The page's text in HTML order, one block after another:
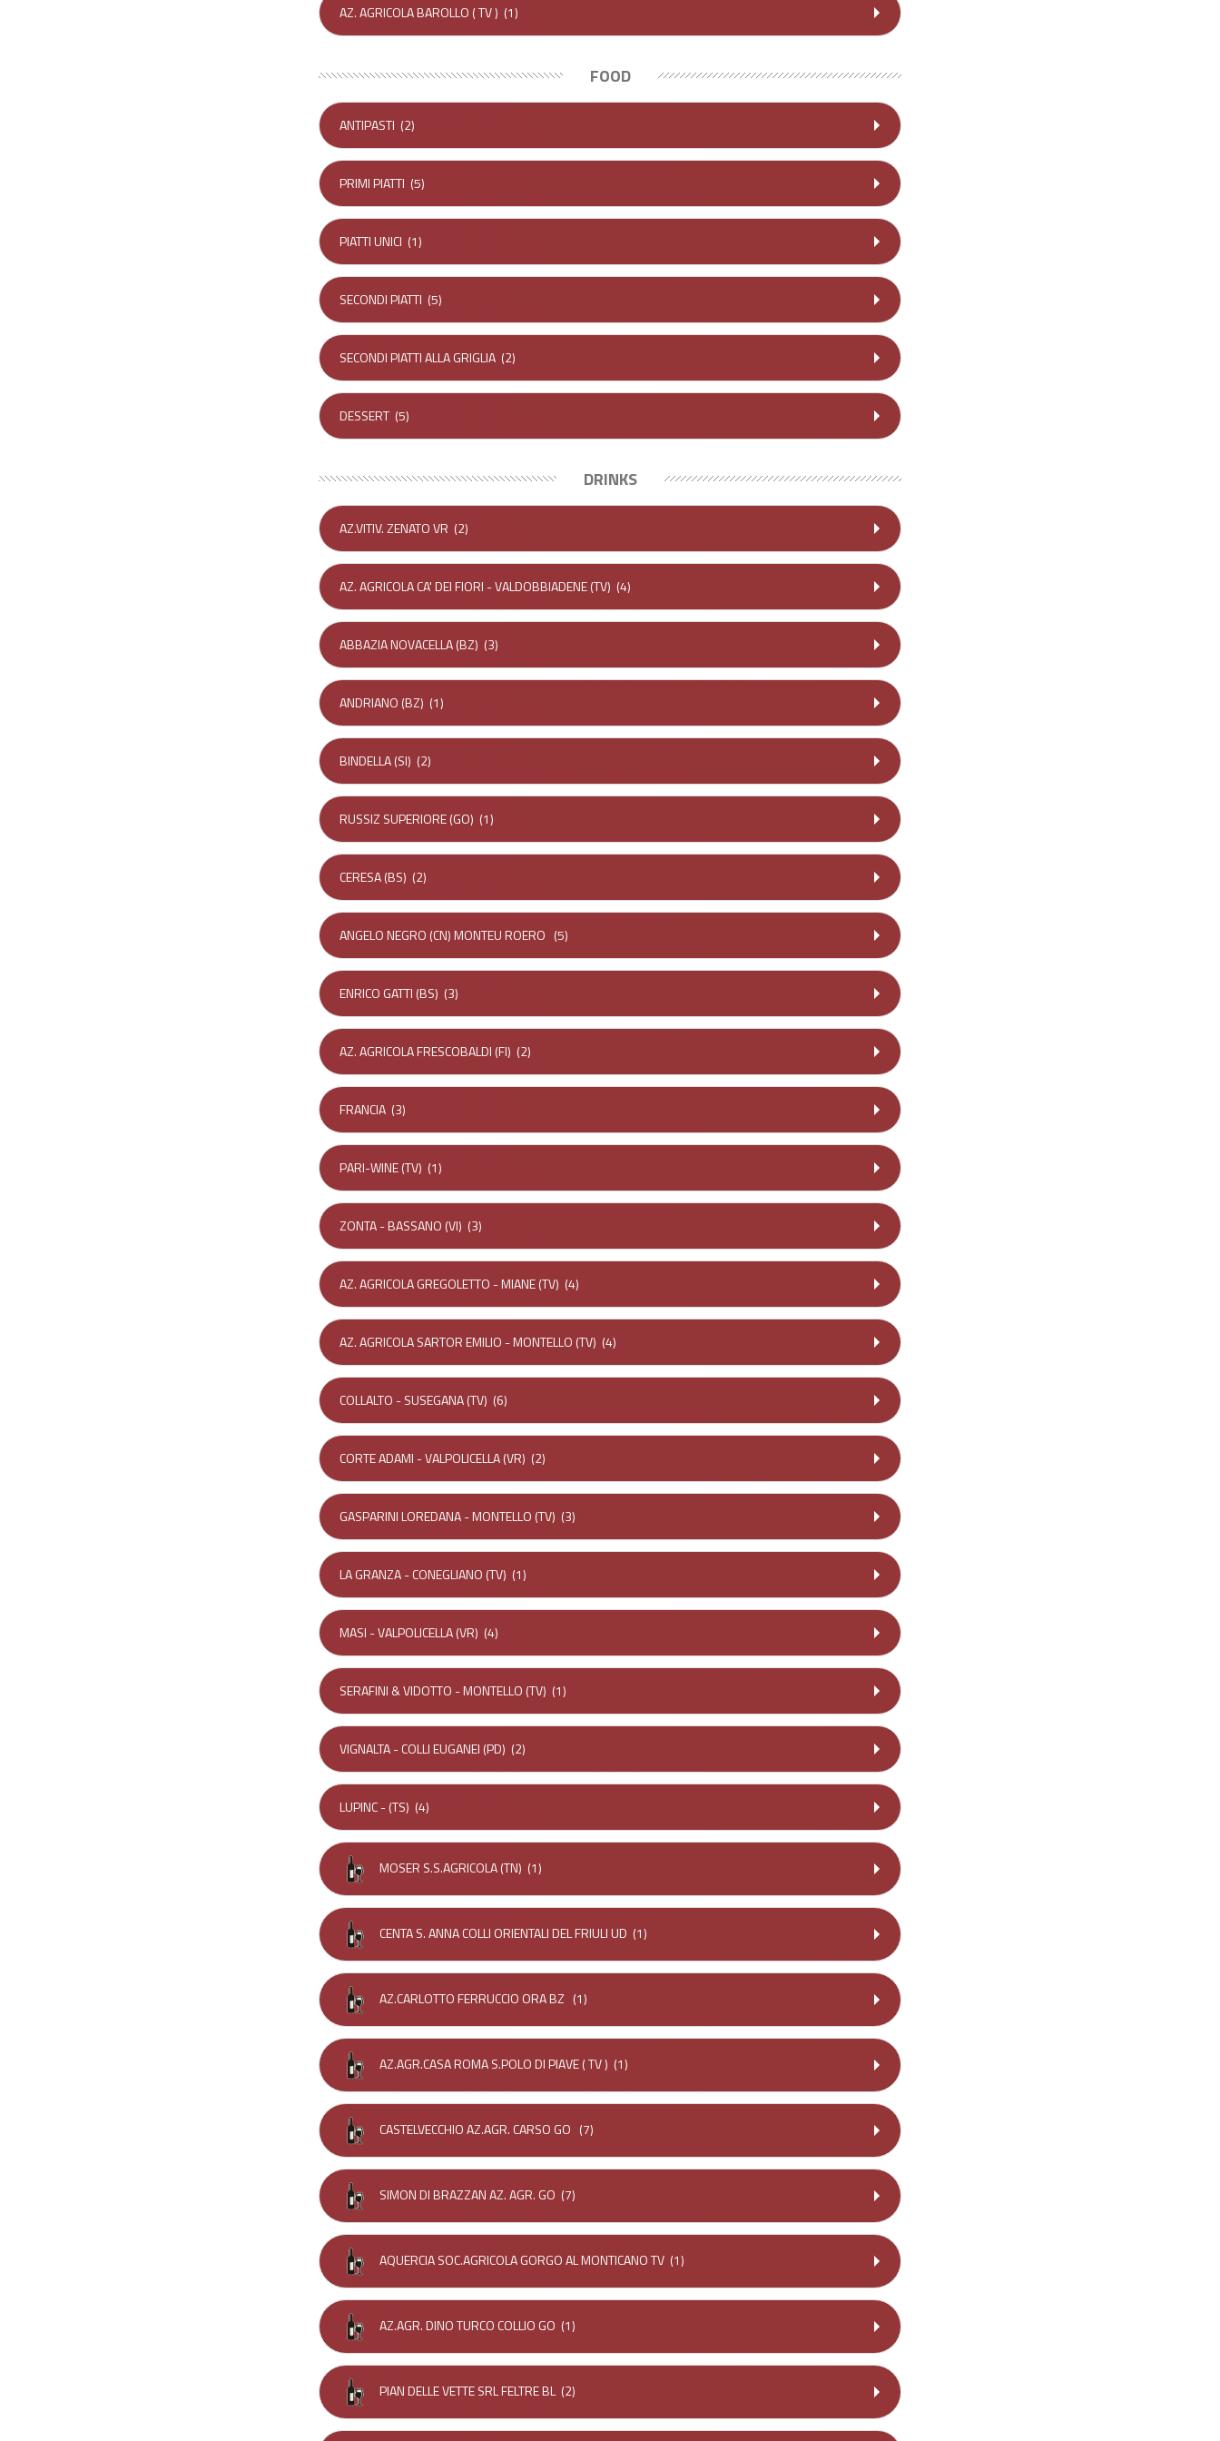
AZ. AGRICOLA BAROLLO ( TV ) (1)
FOOD
ANTIPASTI (2)
PRIMI PIATTI (5)
PIATTI UNICI (1)
SECONDI PIATTI (5)
SECONDI PIATTI ALLA GRIGLIA (2)
DESSERT (5)
DRINKS
AZ.VITIV. ZENATO VR (2)
AZ. AGRICOLA CA' DEI FIORI - VALDOBBIADENE (TV) (4)
ABBAZIA NOVACELLA (BZ) (3)
ANDRIANO (BZ) (1)
BINDELLA (SI) (2)
RUSSIZ SUPERIORE (GO) (1)
CERESA (BS) (2)
ANGELO NEGRO (CN) MONTEU ROERO (5)
ENRICO GATTI (BS) (3)
AZ. AGRICOLA FRESCOBALDI (FI) (2)
FRANCIA (3)
PARI-WINE (TV) (1)
ZONTA - BASSANO (VI) (3)
AZ. AGRICOLA GREGOLETTO - MIANE (TV) (4)
AZ. AGRICOLA SARTOR EMILIO - MONTELLO (TV) (4)
COLLALTO - SUSEGANA (TV) (6)
CORTE ADAMI - VALPOLICELLA (VR) (2)
GASPARINI LOREDANA - MONTELLO (TV) (3)
LA GRANZA - CONEGLIANO (TV) (1)
MASI - VALPOLICELLA (VR) (4)
SERAFINI & VIDOTTO - MONTELLO (TV) (1)
VIGNALTA - COLLI EUGANEI (PD) (2)
LUPINC - (TS) (4)
MOSER S.S.AGRICOLA (TN) (1)
CENTA S. ANNA COLLI ORIENTALI DEL FRIULI UD (1)
AZ.CARLOTTO FERRUCCIO ORA BZ (1)
AZ.AGR.CASA ROMA S.POLO DI PIAVE ( TV ) (1)
CASTELVECCHIO AZ.AGR. CARSO GO (7)
SIMON DI BRAZZAN AZ. AGR. GO (7)
AQUERCIA SOC.AGRICOLA GORGO AL MONTICANO TV (1)
AZ.AGR. DINO TURCO COLLIO GO (1)
PIAN DELLE VETTE SRL FELTRE BL(2)